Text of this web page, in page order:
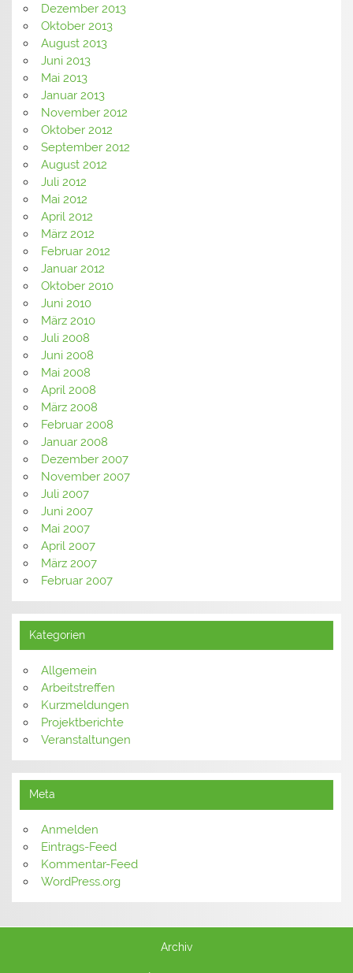
Dezember 2013
Oktober 2013
August 2013
Juni 2013
Mai 2013
Januar 2013
November 2012
Oktober 2012
September 2012
August 2012
Juli 2012
Mai 2012
April 2012
März 2012
Februar 2012
Januar 2012
Oktober 2010
Juni 2010
März 2010
Juli 2008
Juni 2008
Mai 2008
April 2008
März 2008
Februar 2008
Januar 2008
Dezember 2007
November 2007
Juli 2007
Juni 2007
Mai 2007
April 2007
März 2007
Februar 2007
Kategorien
Allgemein
Arbeitstreffen
Kurzmeldungen
Projektberichte
Veranstaltungen
Meta
Anmelden
Eintrags-Feed
Kommentar-Feed
WordPress.org
Archiv